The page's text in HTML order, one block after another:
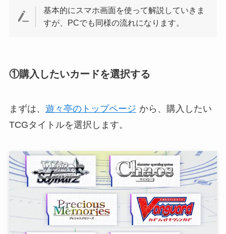
基本的にスマホ画面を使って解説していきま
すが、PCでも同様の流れになります。
①購入したいカードを選択する
まずは、 遊々亭のトップページ から、購入したい
TCGタイトルを選択します。